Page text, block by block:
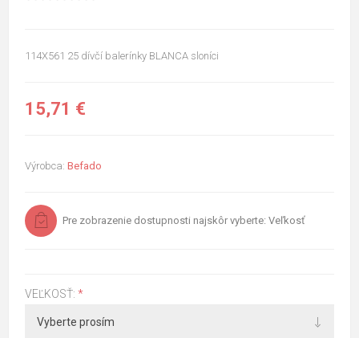
114X561 25 dívčí balerínky BLANCA sloníci
15,71 €
Výrobca: Befado
Pre zobrazenie dostupnosti najskôr vyberte: Veľkosť
VEĽKOSŤ: *